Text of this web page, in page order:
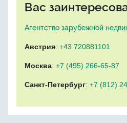
Вас
Агентство зарубежной
Австрия: +43 720881101
Москва: +7 (495) 266-65-87
Санкт-Петербург: +7 (812)